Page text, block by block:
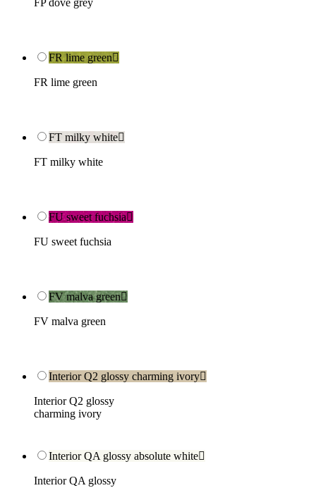
FP dove grey
FR lime green
FR lime green
FT milky white
FT milky white
FU sweet fuchsia
FU sweet fuchsia
FV malva green
FV malva green
Interior Q2 glossy charming ivory
Interior Q2 glossy
charming ivory
Interior QA glossy absolute white
Interior QA glossy